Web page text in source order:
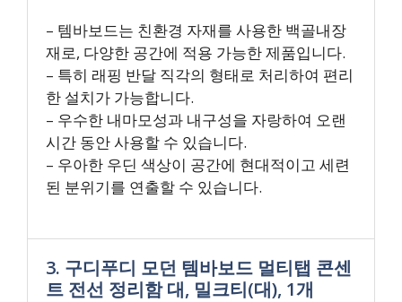
– 템바보드는 친환경 자재를 사용한 백골내장
재로, 다양한 공간에 적용 가능한 제품입니다.
– 특히 래핑 반달 직각의 형태로 처리하여 편리
한 설치가 가능합니다.
– 우수한 내마모성과 내구성을 자랑하여 오랜
시간 동안 사용할 수 있습니다.
– 우아한 우딘 색상이 공간에 현대적이고 세련
된 분위기를 연출할 수 있습니다.
3. 구디푸디 모던 템바보드 멀티탭 콘센
트 전선 정리함 대, 밀크티(대), 1개